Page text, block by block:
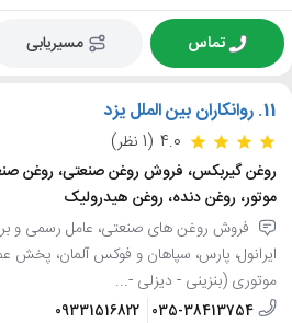
تماس مسیریابی
11. روانکاران بین الملل یزد
4.0 (1 نظر)
روغن گیربکس، فروش روغن صنعتی، روغن
موتور، روغن دنده، روغن هیدرولیک
فروش روغن های صنعتی، عامل رسمی و
ایرانول، پارس، سپاهان و فوکس آلمان، پخش
موتوری (بنزینی - دیزلی -...
035-38413754
09331516822